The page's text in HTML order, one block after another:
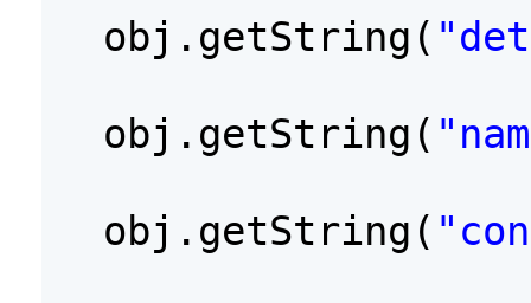
obj.getString(
obj.getString(
obj.getString(